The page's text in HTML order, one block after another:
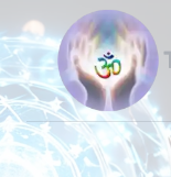
к
содержимому